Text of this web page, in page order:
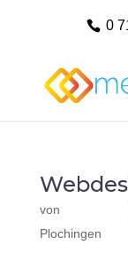
0
von
Plochingen